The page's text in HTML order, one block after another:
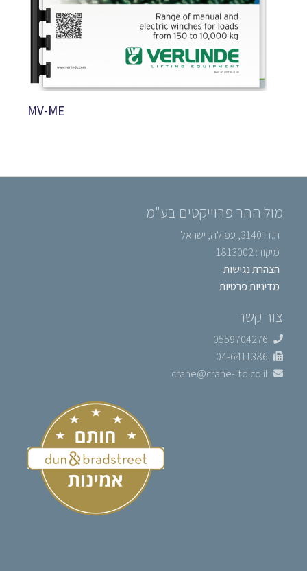
MV-ME
מול ההר פרוייקטים בע"מ
ת.ד: 3140, עפולה, ישראל
מיקוד: 1813002
הצהרת נגישות
מדיניות פרטיות
צור קשר
0559704276
04-6411386
crane@crane-ltd.co.il